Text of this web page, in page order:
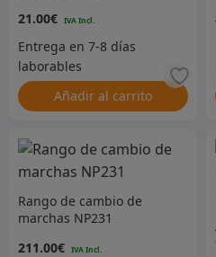
21.00€
Añadir al carrito
Rango de cambio de
marchas NP231
211.00€